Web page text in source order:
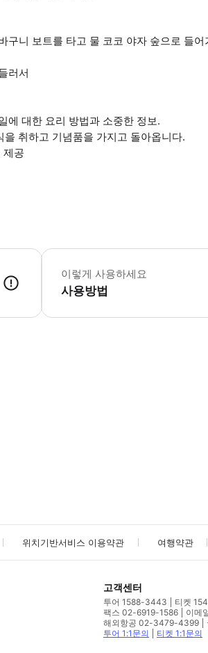
니 보트를 타고 물 코코 야자 숲으로 들어
러서
에 대한 요리 방법과 소중한 정보.
취하고 기념품을 가지고 돌아옵니다.
제공
픽업 서비스를 받을 호텔 이름과 주소를
이렇게 사용하세요
사용방법
위치기반서비스 이용약관 여행약관
고객센터
투어 1588-3443
티켓
팩스 02-6919-1586
이메
해외항공 02-3479-4399
투어 1:1문의
티켓 1:1문의